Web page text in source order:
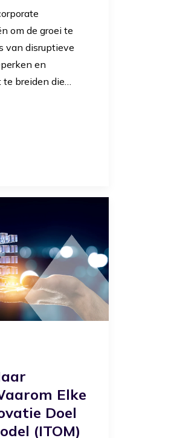
om de groei te
van disruptieve
en
breiden die…
Elke
Doel
(iTOM)